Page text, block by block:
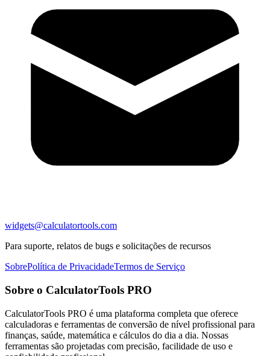
widgets@calculatortools.com
Para suporte, relatos de bugs e solicitações de recursos
SobrePolítica de PrivacidadeTermos de Serviço
Sobre o CalculatorTools PRO
CalculatorTools PRO é uma plataforma completa que oferece
calculadoras e ferramentas de conversão de nível profissional para
finanças, saúde, matemática e cálculos do dia a dia. Nossas
ferramentas são projetadas com precisão, facilidade de uso e